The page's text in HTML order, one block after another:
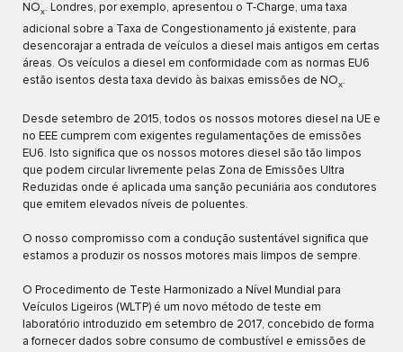
NOx. Londres, por exemplo, apresentou o T-Charge, uma taxa
adicional sobre a Taxa de Congestionamento já existente, para
desencorajar a entrada de veículos a diesel mais antigos em certas
áreas. Os veículos a diesel em conformidade com as normas EU6
estão isentos desta taxa devido às baixas emissões de NOx.
Desde setembro de 2015, todos os nossos motores diesel na UE e
no EEE cumprem com exigentes regulamentações de emissões
EU6. Isto significa que os nossos motores diesel são tão limpos
que podem circular livremente pelas Zona de Emissões Ultra
Reduzidas onde é aplicada uma sanção pecuniária aos condutores
que emitem elevados níveis de poluentes.
O nosso compromisso com a condução sustentável significa que
estamos a produzir os nossos motores mais limpos de sempre.
O Procedimento de Teste Harmonizado a Nível Mundial para
Veículos Ligeiros (WLTP) é um novo método de teste em
laboratório introduzido em setembro de 2017, concebido de forma
a fornecer dados sobre consumo de combustível e emissões de